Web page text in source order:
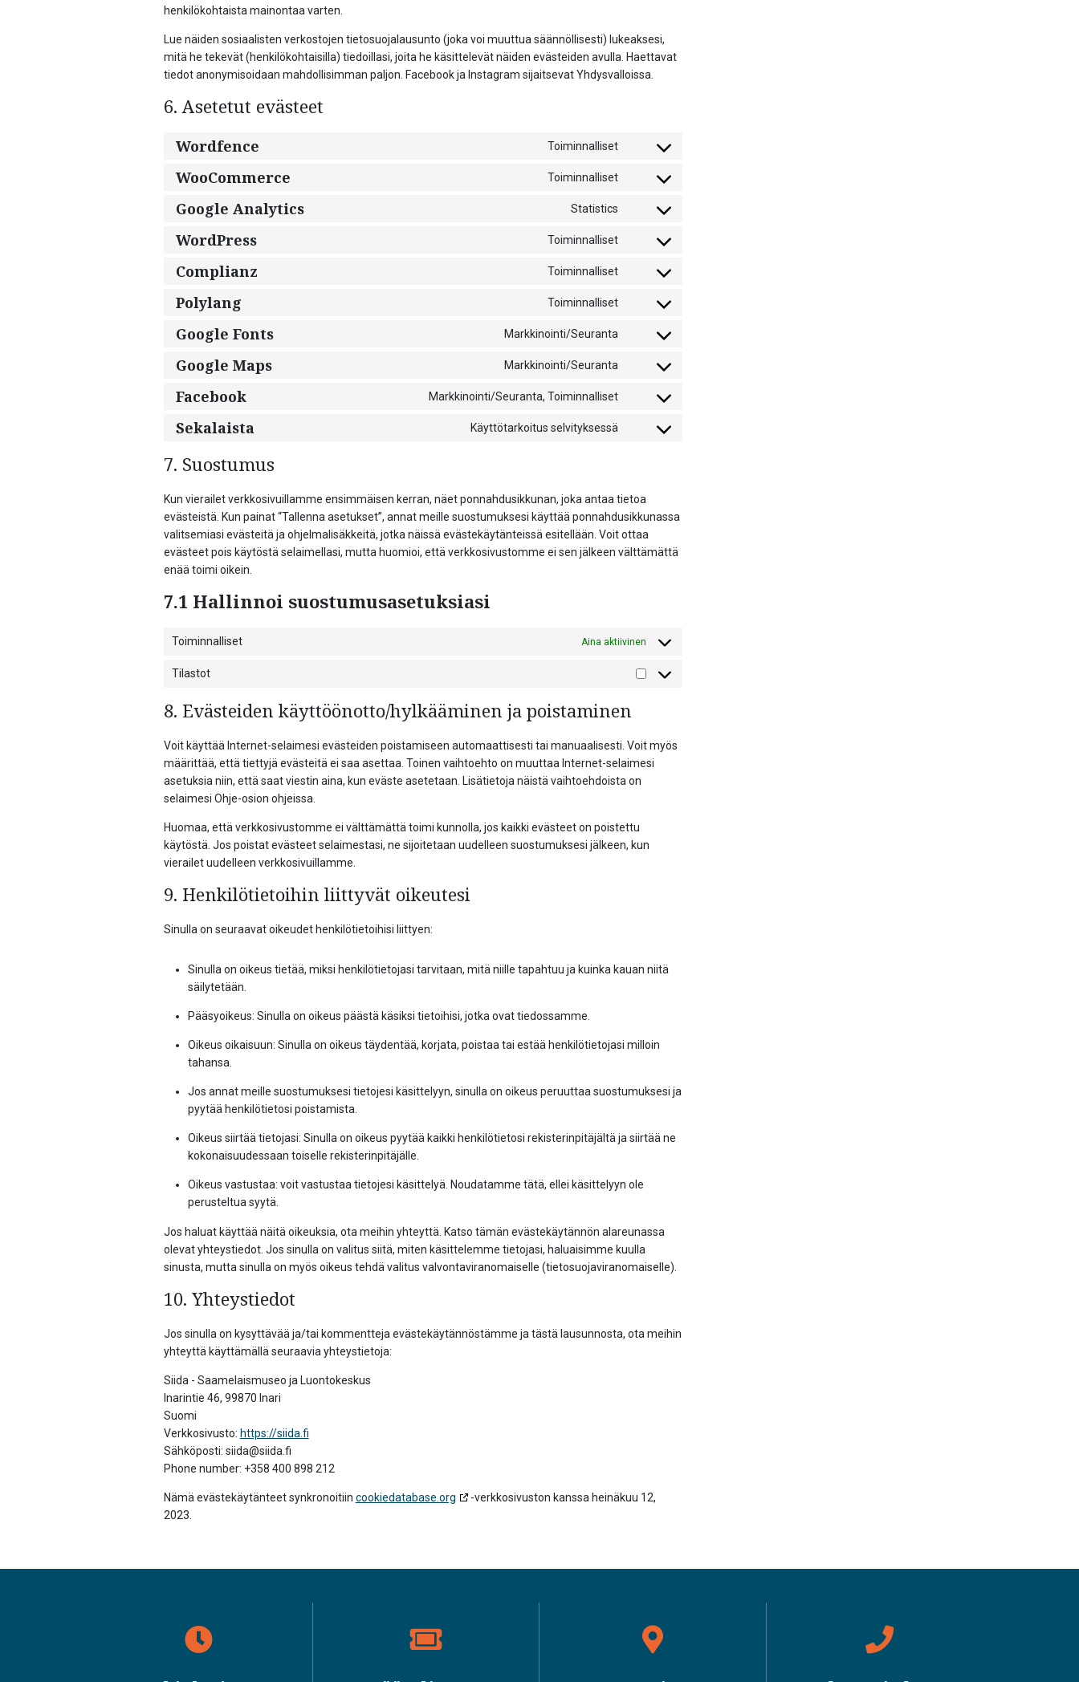
henkilökohtaista mainontaa varten.
Lue näiden sosiaalisten verkostojen tietosuojalausunto (joka voi muuttua säännöllisesti) lukeaksesi,
mitä he tekevät (henkilökohtaisilla) tiedoillasi, joita he käsittelevät näiden evästeiden avulla. Haettavat
tiedot anonymisoidaan mahdollisimman paljon. Facebook ja Instagram sijaitsevat Yhdysvalloissa.
6. Asetetut evästeet
Wordfence Toiminnalliset
Consent
service
WooCommerce Toiminnalliset
Consent
service
Google Analytics Statistics
Consent
service
analytics
WordPress Toiminnalliset
Consent
service
Complianz Toiminnalliset
Consent
service
Polylang Toiminnalliset
Consent
service
Google Fonts Markkinointi/Seuranta
Consent
service
Google Maps Markkinointi/Seuranta
Consent
service
Facebook Markkinointi/Seuranta, Toiminnalliset
Consent
service
Sekalaista Käyttötarkoitus selvityksessä
Consent
7. Suostumus
Kun vierailet verkkosivuillamme ensimmäisen kerran, näet ponnahdusikkunan, joka antaa tietoa
evästeistä. Kun painat “Tallenna asetukset”, annat meille suostumuksesi käyttää ponnahdusikkunassa
valitsemiasi evästeitä ja ohjelmalisäkkeitä, jotka näissä evästekäytänteissä esitellään. Voit ottaa
evästeet pois käytöstä selaimellasi, mutta huomioi, että verkkosivustomme ei sen jälkeen välttämättä
enää toimi oikein.
7.1 Hallinnoi suostumusasetuksiasi
Toiminnalliset Aina aktiivinen
Tilastot Tilastot
8. Evästeiden käyttöönotto/hylkääminen ja poistaminen
Voit käyttää Internet-selaimesi evästeiden poistamiseen automaattisesti tai manuaalisesti. Voit myös
määrittää, että tiettyjä evästeitä ei saa asettaa. Toinen vaihtoehto on muuttaa Internet-selaimesi
asetuksia niin, että saat viestin aina, kun eväste asetetaan. Lisätietoja näistä vaihtoehdoista on
selaimesi Ohje-osion ohjeissa.
Huomaa, että verkkosivustomme ei välttämättä toimi kunnolla, jos kaikki evästeet on poistettu
käytöstä. Jos poistat evästeet selaimestasi, ne sijoitetaan uudelleen suostumuksesi jälkeen, kun
vierailet uudelleen verkkosivuillamme.
9. Henkilötietoihin liittyvät oikeutesi
Sinulla on seuraavat oikeudet henkilötietoihisi liittyen:
Sinulla on oikeus tietää, miksi henkilötietojasi tarvitaan, mitä niille tapahtuu ja kuinka kauan niitä
säilytetään.
Pääsyoikeus: Sinulla on oikeus päästä käsiksi tietoihisi, jotka ovat tiedossamme.
Oikeus oikaisuun: Sinulla on oikeus täydentää, korjata, poistaa tai estää henkilötietojasi milloin
tahansa.
Jos annat meille suostumuksesi tietojesi käsittelyyn, sinulla on oikeus peruuttaa suostumuksesi ja
pyytää henkilötietosi poistamista.
Oikeus siirtää tietojasi: Sinulla on oikeus pyytää kaikki henkilötietosi rekisterinpitäjältä ja siirtää ne
kokonaisuudessaan toiselle rekisterinpitäjälle.
Oikeus vastustaa: voit vastustaa tietojesi käsittelyä. Noudatamme tätä, ellei käsittelyyn ole
perusteltua syytä.
Jos haluat käyttää näitä oikeuksia, ota meihin yhteyttä. Katso tämän evästekäytännön alareunassa
olevat yhteystiedot. Jos sinulla on valitus siitä, miten käsittelemme tietojasi, haluaisimme kuulla
sinusta, mutta sinulla on myös oikeus tehdä valitus valvontaviranomaiselle (tietosuojaviranomaiselle).
10. Yhteystiedot
Jos sinulla on kysyttävää ja/tai kommentteja evästekäytännöstämme ja tästä lausunnosta, ota meihin
yhteyttä käyttämällä seuraavia yhteystietoja:
Siida - Saamelaismuseo ja Luontokeskus
Inarintie 46, 99870 Inari
Suomi
Verkkosivusto: https://siida.fi
Sähköposti: siida@siida.fi
Phone number: +358 400 898 212
Nämä evästekäytänteet synkronoitiin cookiedatabase.org
-verkkosivuston kanssa heinäkuu 12,
2023.